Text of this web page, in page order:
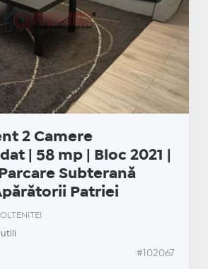
2 Camere
| 58 mp | Bloc 2021 |
Subterană
Patriei
utili
#102067